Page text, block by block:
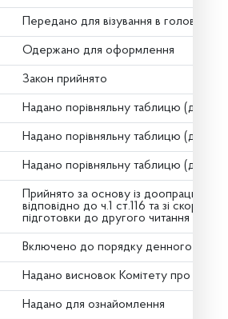
Передано для візування в головний
Одержано для оформлення
Закон прийнято
Надано порівняльну таблицю (друге
Надано порівняльну таблицю (друге
Надано порівняльну таблицю (друге
Прийнято за основу із
відповідно до ч.1 ст.116 та зі
підготовки до другого читання
Включено до порядку денного
Надано висновок Комітету про
Надано для ознайомлення